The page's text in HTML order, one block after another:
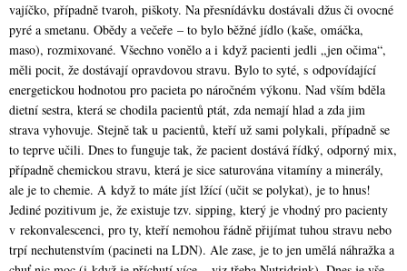
vajíčko, případně tvaroh, piškoty. Na přesnídávku dostávali džus či ovocné
pyré a smetanu. Obědy a večeře – to bylo běžné jídlo (kaše, omáčka,
maso), rozmixované. Všechno vonělo a i když pacienti jedli „jen očima“,
měli pocit, že dostávají opravdovou stravu. Bylo to syté, s odpovídající
energetickou hodnotou pro pacieta po náročném výkonu. Nad vším bděla
dietní sestra, která se chodila pacientů ptát, zda nemají hlad a zda jim
strava vyhovuje. Stejně tak u pacientů, kteří už sami polykali, případně se
to teprve učili. Dnes to funguje tak, že pacient dostává řídký, odporný mix,
případně chemickou stravu, která je sice saturována vitamíny a minerály,
ale je to chemie. A když to máte jíst lžící (učit se polykat), je to hnus!
Jediné pozitivum je, že existuje tzv. sipping, který je vhodný pro pacienty
v rekonvalescenci, pro ty, kteří nemohou řádně přijímat tuhou stravu nebo
trpí nechutenstvím (pacineti na LDN). Ale zase, je to jen umělá náhražka a